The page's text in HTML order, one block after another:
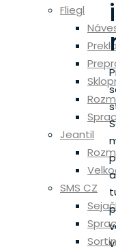
Fliegl
Jeantil
SMS CZ
v